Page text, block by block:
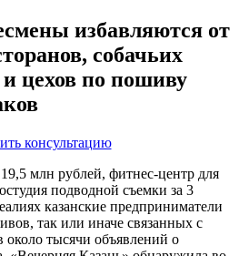
избавляются от
собачьих
цехов по пошиву
консультацию
млн рублей, фитнес-центр для
подводной съемки за 3
казанские предприниматели
так или иначе связанных с
тысячи объявлений о